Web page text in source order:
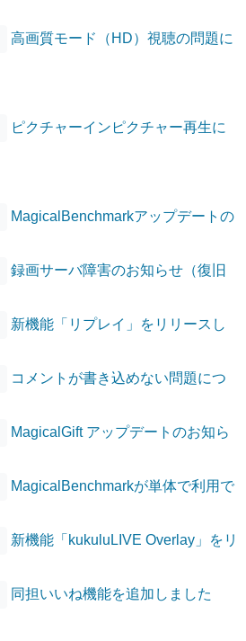
高画質モード（HD）視聴の問題に
ピクチャーインピクチャー再生に
MagicalBenchmarkアップデートの
録画サーバ障害のお知らせ（復旧
新機能「リプレイ」をリリースし
コメントが書き込めない問題につ
MagicalGift アップデートのお知ら
MagicalBenchmarkが単体で利用で
新機能「kukuluLIVE Overlay」をリ
同担いいね機能を追加しました